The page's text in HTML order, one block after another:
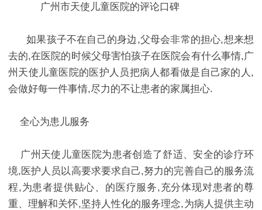
广州市天使儿童医院的评论口碑
如果孩子不在自己的身边,父母会非常的担心,想来想
去的,在医院的时候父母害怕孩子在医院会有什么事情,广
州天使儿童医院的医护人员把病人都看做是自己家的人,
会做好每一件事情,尽力的不让患者的家属担心.
全心为患儿服务
广州天使儿童医院为患者创造了舒适、安全的诊疗环
境,医护人员以高要求要求自己,努力的完善自己的服务流
程,为患者提供贴心、的医疗服务,充分体现对患者的尊
重、理解和关怀,坚持人性化的服务理念,为病人提供主动